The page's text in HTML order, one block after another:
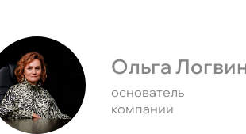
Ольга
основатель
компании